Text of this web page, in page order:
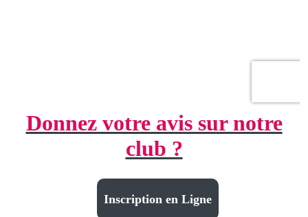
Donnez votre avis sur notre
club ?
Inscription en Ligne